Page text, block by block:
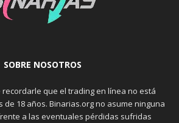
SOBRE NOSOTROS
que el trading en línea no está
18 años. Binarias.org no asume ninguna
a las eventuales pérdidas sufridas